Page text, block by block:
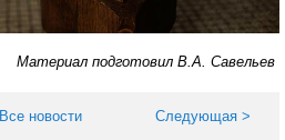
Материал подготовил В.А. Савельев
Все новости Следующая >